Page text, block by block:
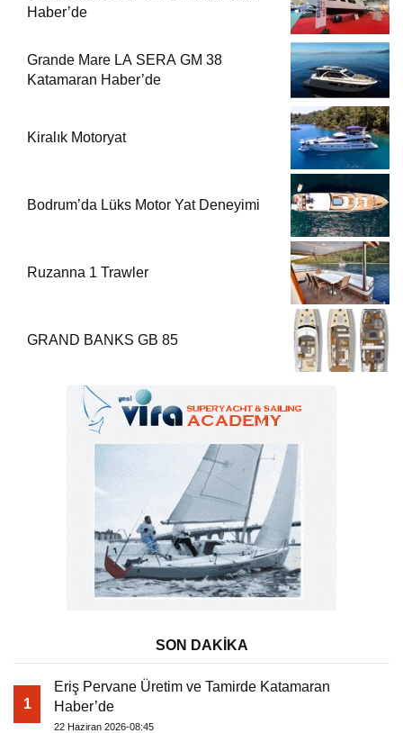
Haber’de
Grande Mare LA SERA GM 38
Katamaran Haber’de
Kiralık Motoryat
Bodrum’da Lüks Motor Yat Deneyimi
Ruzanna 1 Trawler
GRAND BANKS GB 85
SON DAKİKA
1
Eriş Pervane Üretim ve Tamirde Katamaran
Haber’de
22 Haziran 2026-08:45